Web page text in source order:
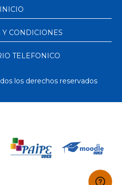
INICIO
CONDICIONES
TELEFONICO
los derechos reservados